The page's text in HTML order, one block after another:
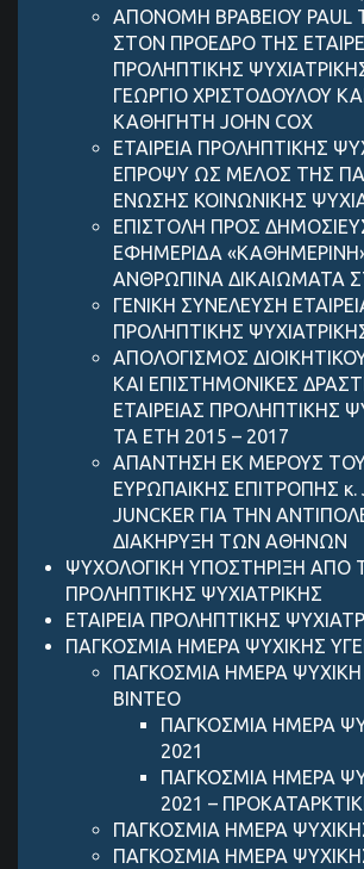
ΑΠΟΝΟΜΗ ΒΡΑΒΕΙΟΥ PAUL
ΣΤΟΝ ΠΡΟΕΔΡΟ ΤΗΣ
ΠΡΟΛΗΠΤΙΚΗΣ
ΓΕΩΡΓΙΟ ΧΡΙΣΤΟΔΟΥΛΟΥ
ΚΑΘΗΓΗΤΗ JOHN COX
ΕΤΑΙΡΕΙΑ ΠΡΟΛΗΠΤΙΚΗΣ
ΕΠΡΟΨΥ ΩΣ ΜΕΛΟΣ ΤΗΣ
ΕΝΩΣΗΣ ΚΟΙΝΩΝΙΚΗΣ
ΕΠΙΣΤΟΛΗ ΠΡΟΣ
ΕΦΗΜΕΡΙΔΑ
ΑΝΘΡΩΠΙΝΑ ΔΙΚΑΙΩΜΑΤΑ
ΓΕΝΙΚΗ ΣΥΝΕΛΕΥΣΗ
ΠΡΟΛΗΠΤΙΚΗΣ
ΑΠΟΛΟΓΙΣΜΟΣ
KAI ΕΠΙΣΤΗΜΟΝΙΚΕΣ
ΕΤΑΙΡΕΙΑΣ ΠΡΟΛΗΠΤΙΚΗΣ
ΤΑ ΕΤΗ 2015 – 2017
ΑΠΑΝΤΗΣΗ ΕΚ ΜΕΡΟΥΣ
ΕΥΡΩΠΑΙΚΗΣ ΕΠΙΤΡΟΠΗΣ κ.
JUNCKER ΓΙΑ ΤΗΝ
ΔΙΑΚΗΡΥΞΗ ΤΩΝ ΑΘΗΝΩΝ
ΨΥΧΟΛΟΓΙΚΗ ΥΠΟΣΤΗΡΙΞΗ ΑΠΟ
ΠΡΟΛΗΠΤΙΚΗΣ ΨΥΧΙΑΤΡΙΚΗΣ
ΕΤΑΙΡΕΙΑ ΠΡΟΛΗΠΤΙΚΗΣ
ΠΑΓΚΟΣΜΙΑ ΗΜΕΡΑ ΨΥΧΙΚΗΣ
ΠΑΓΚΟΣΜΙΑ ΗΜΕΡΑ ΨΥΧΙΚΗ
ΒΙΝΤΕΟ
ΠΑΓΚΟΣΜΙΑ ΗΜΕΡΑ
2021
ΠΑΓΚΟΣΜΙΑ ΗΜΕΡΑ
2021 –
ΠΑΓΚΟΣΜΙΑ ΗΜΕΡΑ
ΠΑΓΚΟΣΜΙΑ ΗΜΕΡΑ